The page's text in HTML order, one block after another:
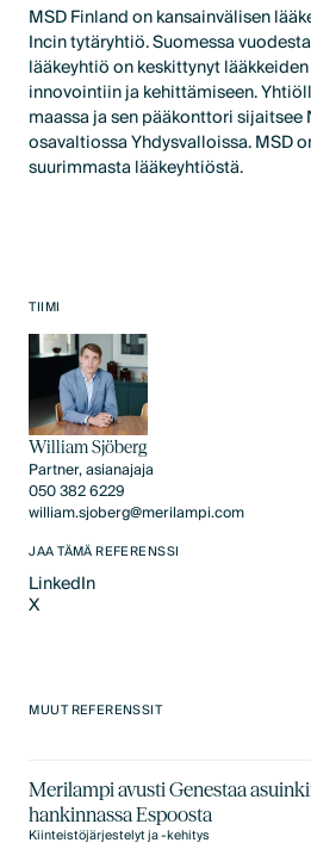
TIIMI
William Sjöberg
Partner, asianajaja
050 382 6229
william.sjoberg@merilampi.com
JAA TÄMÄ REFERENSSI
LinkedIn
LinkedIn
X
MSD Finland on kansainvälisen
Incin tytäryhtiö. Suomessa
lääkeyhtiö on keskittynyt
innovointiin ja kehittämiseen.
maassa ja sen pääkonttori sijaitsee
osavaltiossa Yhdysvalloissa. MSD
suurimmasta lääkeyhtiöstä.
MUUT REFERENSSIT
Merilampi avusti Genestaa
hankinnassa Espoosta
Kiinteistöjärjestelyt ja -kehitys